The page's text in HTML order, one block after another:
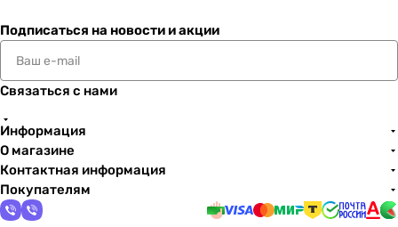
Подписаться на новости и акции
Связаться с нами
Информация
О магазине
Контактная информация
Покупателям